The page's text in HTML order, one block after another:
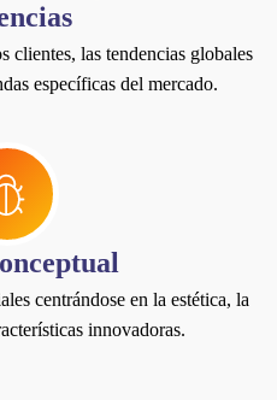
clientes, las tendencias globales
específicas del mercado.
centrándose en la estética, la
innovadoras.